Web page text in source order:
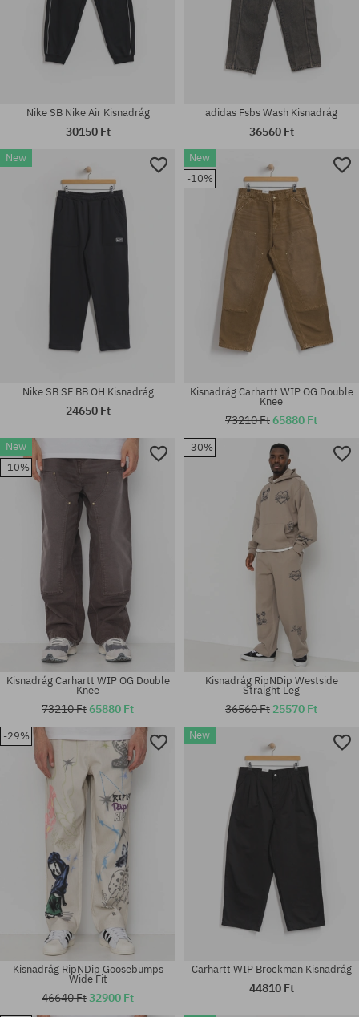
Elérhető méretek:
31X32; 32X32; 32X34; 33X34;
34X32; 34X34
Elérhető méretek:
31; 32; 33; 34; 36
Elérhető méretek:
M; L; XL
Nike SB Nike Air Kisnadrág
30150 Ft
Elérhető méretek:
adidas Fsbs Wash Kisnadrág
36560 Ft
New
Elérhető méretek:
M; L; XL
Nike SB SF BB OH Kisnadrág
24650 Ft
New
-10%
Elérhető méretek:
Kisnadrág Carhartt WIP OG Double
Knee
73210 Ft65880 Ft
New
-10%
Kisnadrág Carhartt WIP OG Double
Knee
73210 Ft65880 Ft
-30%
Kisnadrág RipNDip Westside
Straight Leg
36560 Ft 25570 Ft
-29%
Kisnadrág RipNDip Goosebumps
Wide Fit
46640 Ft32900 Ft
New
Carhartt WIP Brockman Kisnadrág
44810 Ft